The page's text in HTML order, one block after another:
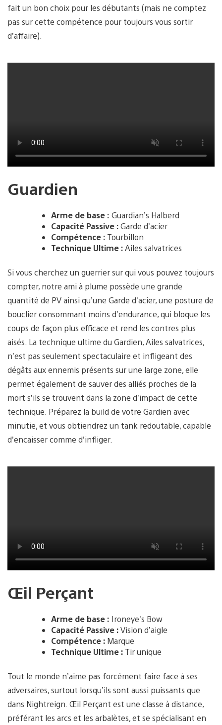
fait un bon choix pour les débutants (mais ne comptez
pas sur cette compétence pour toujours vous sortir
d’affaire).
Guardien
Arme de base : Guardian’s Halberd
Capacité Passive :Garde d’acier
Compétence : Tourbillon
Technique Ultime :Ailes salvatrices
Si vous cherchez un guerrier sur qui vous pouvez toujours
compter, notre ami à plume possède une grande
quantité de PV ainsi qu’une Garde d’acier, une posture de
bouclier consommant moins d’endurance, qui bloque les
coups de façon plus efficace et rend les contres plus
aisés. La technique ultime du Gardien, Ailes salvatrices,
n’est pas seulement spectaculaire et infligeant des
dégâts aux ennemis présents sur une large zone, elle
permet également de sauver des alliés proches de la
mort s’ils se trouvent dans la zone d’impact de cette
technique. Préparez la build de votre Gardien avec
minutie, et vous obtiendrez un tank redoutable, capable
d’encaisser comme d’infliger.
Œil Perçant
Arme de base : Ironeye’s Bow
Capacité Passive :Vision d’aigle
Compétence : Marque
Technique Ultime : Tir unique
Tout le monde n’aime pas forcément faire face à ses
adversaires, surtout lorsqu’ils sont aussi puissants que
dans Nightreign. Œil Perçant est une classe à distance,
préférant les arcs et les arbalètes, et se spécialisant en